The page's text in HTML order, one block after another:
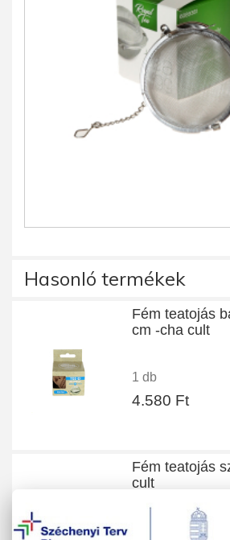
Hasonló termékek
Fém teatojás
cm -cha cult
1 db
4.580 Ft
Fém teatojás
cult